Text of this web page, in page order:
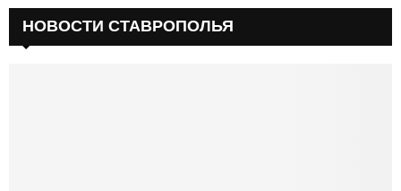
НОВОСТИ СТАВРОПОЛЬЯ